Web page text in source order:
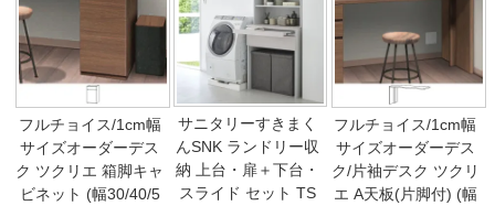
フルチョイス/1cm幅
サイズオーダーデス
ク ツクリエ 箱脚キャ
ビネット (幅30/40/5
サニタリーすきまく
んSNK ランドリー収
納 上台・扉＋下台・
スライド セット TS
フルチョイス/1cm幅
サイズオーダーデス
ク/片袖デスク ツクリ
エ A天板(片脚付) (幅